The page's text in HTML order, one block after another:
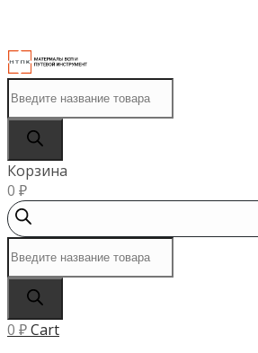
товаров
Корзина
0 ₽
товаров
0 ₽Cart